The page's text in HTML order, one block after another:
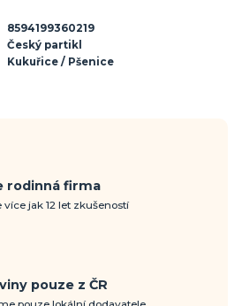
8594199360219
Český partikl
Kukuřice / Pšenice
rodinná firma
jak 12 let zkušeností
pouze z ČR